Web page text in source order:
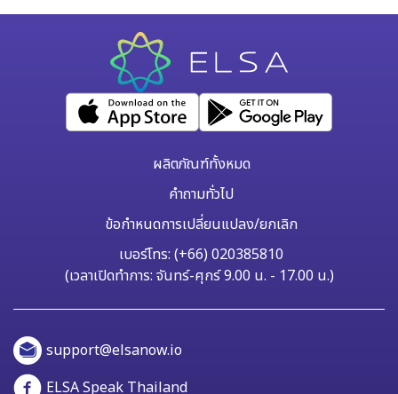
เรียนที่ยังไม่ได้ถือแพ็กเกจ Pro แบบตลอดชีพ นี่คือสิทธิพิเศษที่
ELSA ออกแบบมาโดยเฉพาะสำหรับผู้เรียนที่เรียนรู้อย่างต่อเนื่อง
และจริงจังในการพัฒนาทักษะการพูดภาษาอังกฤษ หากคุณกำลังใช้
งาน ELSA Pro แบบตลอดชีพ คริสต์มาสปีนี้คือโอกาสของคุณใน
การปลดล็อกแพ็กเกจการฝึกพูดภาษาอังกฤษระดับสูงสุดของ ELSA
Speak อย่าง ELSA Premium แบบตลอดชีพ ฟีเจอร์ระดับพรีเมียม
แพ็กเกจการเรียนที่รวมฟีเจอร์ทั้งหมดของ ELSA Pro พร้อมด้วย
ฟีเจอร์ AI ใหม่ล่าสุด 2 รายการ ได้แก่ ELSA AI และ Speech
ผลิตภัณฑ์ทั้งหมด
คำถามทั่วไป
ข้อกำหนดการเปลี่ยนแปลง/ยกเลิก
เบอร์โทร: (+66) 020385810
(เวลาเปิดทำการ: จันทร์-ศุกร์ 9.00 น. - 17.00 น.)
support@elsanow.io
ELSA Speak Thailand